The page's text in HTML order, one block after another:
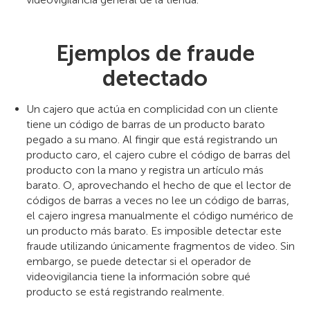
Ejemplos de fraude
detectado
Un cajero que actúa en complicidad con un cliente
tiene un código de barras de un producto barato
pegado a su mano. Al fingir que está registrando un
producto caro, el cajero cubre el código de barras del
producto con la mano y registra un artículo más
barato. O, aprovechando el hecho de que el lector de
códigos de barras a veces no lee un código de barras,
el cajero ingresa manualmente el código numérico de
un producto más barato. Es imposible detectar este
fraude utilizando únicamente fragmentos de video. Sin
embargo, se puede detectar si el operador de
videovigilancia tiene la información sobre qué
producto se está registrando realmente.